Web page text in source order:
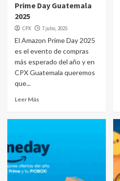
Prime Day Guatemala
2025
CPX 7 julio, 2025
El Amazon Prime Day 2025
es el evento de compras
más esperado del año y en
CPX Guatemala queremos
que...
Leer Más